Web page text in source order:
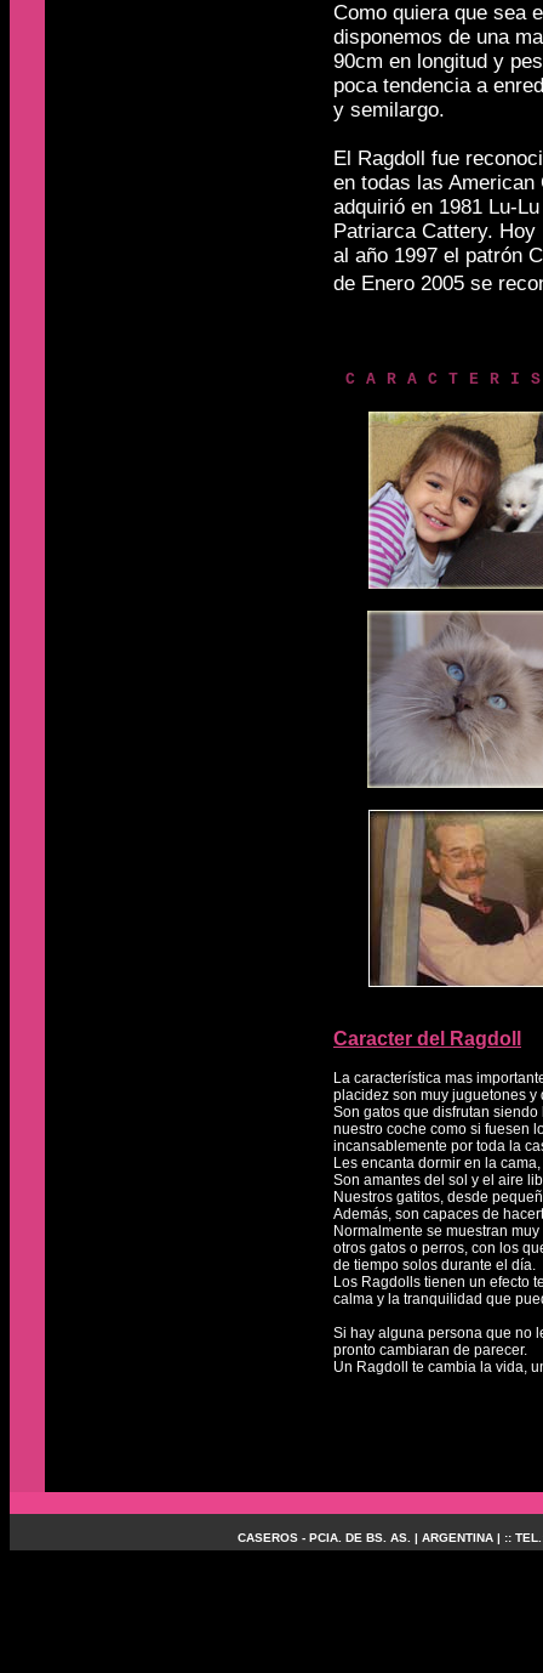
Como quiera que sea
disponemos de una
90cm en longitud y
poca tendencia a
y semilargo.
El Ragdoll fue
en todas las
adquirió en 1981 Lu-
Patriarca Cattery. Hoy
al año 1997 el patrón
de Enero 2005 se
Caracter del Ragdoll
La característica mas
placidez son muy juguetones
Son gatos que disfrutan
nuestro coche como si fuesen
incansablemente por toda la
Les encanta dormir en la
Son amantes del sol y el aire
Nuestros gatitos, desde
Además, son capaces de
Normalmente se muestran
otros gatos o perros, con los
de tiempo solos durante el día.
Los Ragdolls tienen un efecto
calma y la tranquilidad que
Si hay alguna persona que no
pronto cambiaran de parecer.
Un Ragdoll te cambia la vida,
CASEROS - PCIA. DE BS. AS. | ARGENTINA | ::